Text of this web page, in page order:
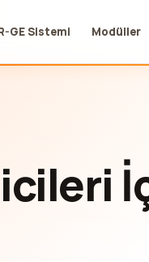
GE Sistemi Modüller